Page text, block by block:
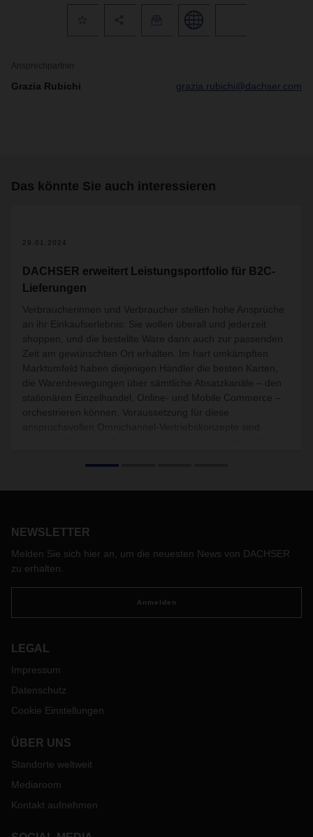
Ansprechpartner
Grazia Rubichi grazia.rubichi@dachser.com
Das könnte Sie auch interessieren
29.01.2024
DACHSER erweitert Leistungsportfolio für B2C-
Lieferungen
Verbraucherinnen und Verbraucher stellen hohe Ansprüche
an ihr Einkaufserlebnis: Sie wollen überall und jederzeit
shoppen, und die bestellte Ware dann auch zur passenden
Zeit am gewünschten Ort erhalten. Im hart umkämpften
Marktumfeld haben diejenigen Händler die besten Karten,
die Warenbewegungen über sämtliche Absatzkanäle – den
stationären Einzelhandel, Online- und Mobile Commerce –
orchestrieren können. Voraussetzung für diese
ein neues Produkt in ganz Europa eingeführt, das die
NEWSLETTER
Melden Sie sich hier an, um die neuesten News von DACHSER
zu erhalten.
Anmelden
LEGAL
Impressum
Datenschutz
Cookie Einstellungen
ÜBER UNS
Standorte weltweit
Mediaroom
Kontakt aufnehmen